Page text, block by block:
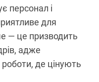
персонал і
для
— це призводить
адже
де цінують